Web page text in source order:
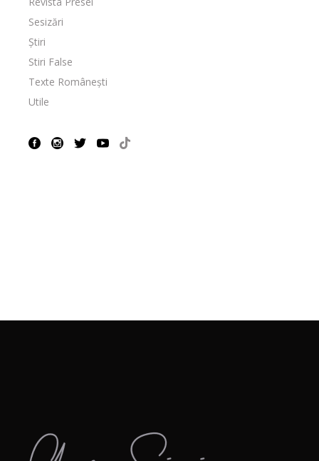
Sesizări
Știri
Stiri False
Texte Românești
Utile